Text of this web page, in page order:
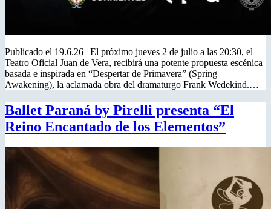
Publicado el 19.6.26 | El próximo jueves 2 de julio a las 20:30, el
Teatro Oficial Juan de Vera, recibirá una potente propuesta escénica
basada e inspirada en “Despertar de Primavera” (Spring
Awakening), la aclamada obra del dramaturgo Frank Wedekind.…
Ballet Paraná by Pirelli presenta “El
Reino Encantado de los Elementos”